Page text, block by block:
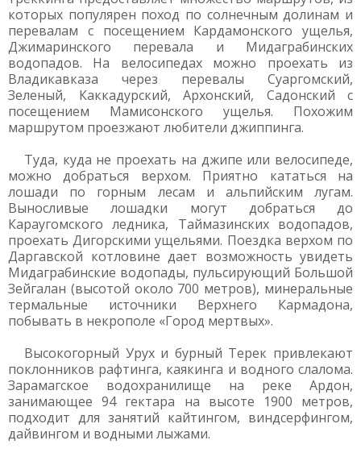
которых популярен поход по солнечным долинам и
перевалам с посещением Кардамонского ущелья,
Джимаринского перевала и Мидаграбинских
водопадов. На велосипедах можно проехать из
Владикавказа через перевалы Суаргомский,
Зеленый, Каккадурский, Архонский, Садонский с
посещением Мамисонского ущелья. Похожим
маршрутом проезжают любители джиппинга.
Туда, куда не проехать на джипе или велосипеде,
можно добраться верхом. Приятно кататься на
лошади по горным лесам и альпийским лугам.
Выносливые лошадки могут добраться до
Караугомского ледника, Таймазинских водопадов,
проехать Дигорскими ущельями. Поездка верхом по
Даргавской котловине дает возможность увидеть
Мидаграбинские водопады, пульсирующий Большой
Зейгалан (высотой около 700 метров), минеральные
термальные источники Верхнего Кармадона,
побывать в некрополе «Город мертвых».
Высокогорный Урух и бурный Терек привлекают
поклонников рафтинга, каякинга и водного слалома.
Зарамагское водохранилище на реке Ардон,
занимающее 94 гектара на высоте 1900 метров,
подходит для занятий кайтингом, виндсерфингом,
дайвингом и водными лыжами.